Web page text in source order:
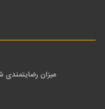
میزان رضایتمندی